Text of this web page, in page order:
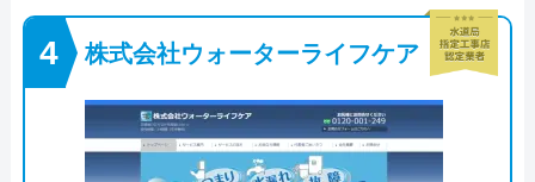
株式会社ウォーターライフケア